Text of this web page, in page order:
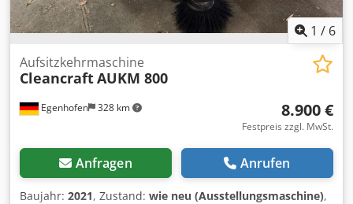
1 / 6
Egenhofen 328 km
Aufsitzkehrmaschine
CleancraftAUKM 800
8.900 €
Festpreis zzgl. MwSt.
Anfragen Anrufen
Baujahr: 2021, Zustand: wie neu (Ausstellungsmaschine),